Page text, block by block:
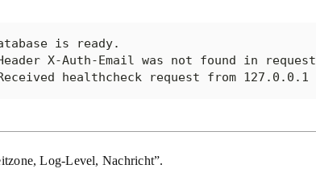
is ready.
X-Auth-Email was not found in request
healthcheck request from 127.0.0.1
Log-Level, Nachricht”.